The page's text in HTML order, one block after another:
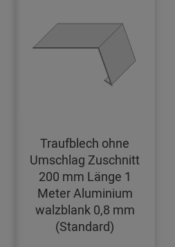
Traufblech ohne
Umschlag Zuschnitt
200 mm Länge 1
Meter Aluminium
walzblank 0,8 mm
(Standard)